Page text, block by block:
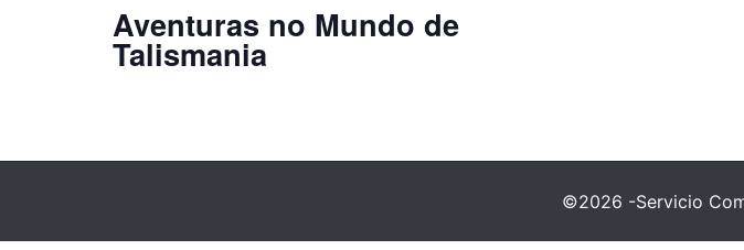
Aventuras no Mundo de
Talismania
©2026 -Servicio